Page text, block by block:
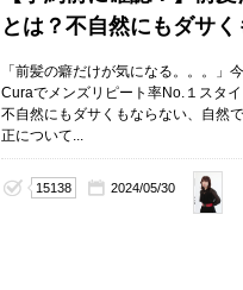
とは？不自然にもダサ
「前髪の癖だけが気になる。。。」
Curaでメンズリピート率No.１スタ
不自然にもダサくもならない、自然
正について...
15138 2024/05/30
山崎
絵莉
菜